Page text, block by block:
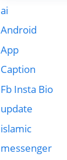
ai
Android
App
Caption
Fb Insta Bio
update
islamic
messenger